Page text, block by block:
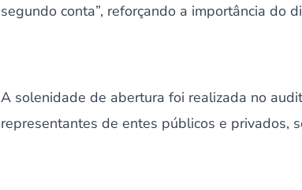
segundo conta”, reforçando a importância do
A solenidade de abertura foi realizada no
representantes de entes públicos e privados,